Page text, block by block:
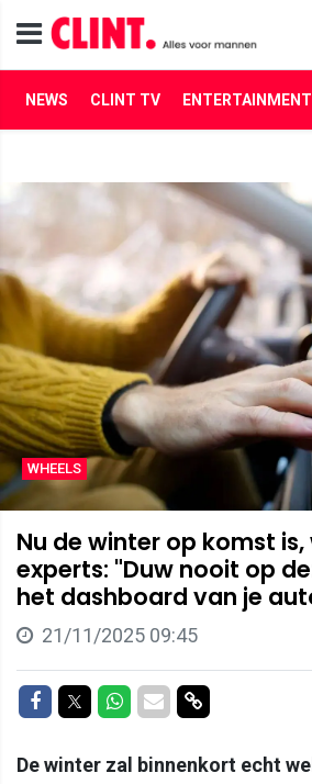
NEWS CLINT TV ENTERTAINMENT
WHEELS
Nu de winter op komst
experts: "Duw nooit op
het dashboard van je
21/11/2025 09:45
Delen op Facebook
Delen op Twitter
Delen op Whatsapp
Delen via Mail
Delen via link
De winter zal binnenkort echt